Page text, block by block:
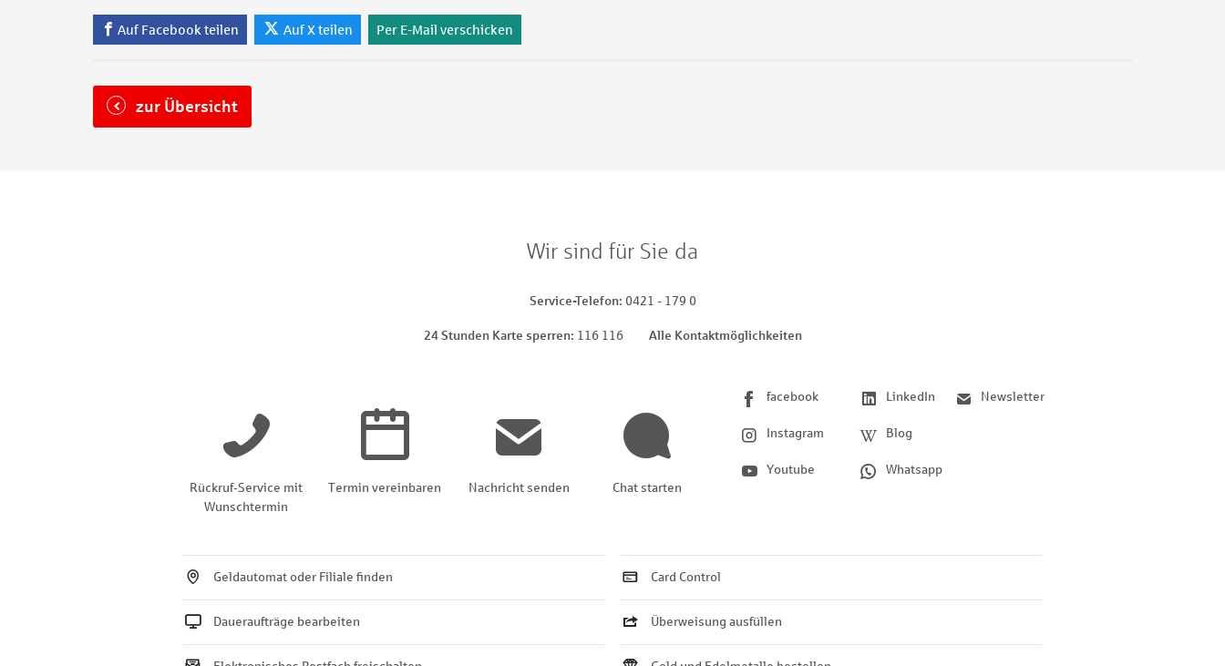
Auf Facebook teilen Auf X teilen Per E-Mail verschicken
zur Übersicht
Wir sind für Sie da
Service-Telefon 0421 - 179 0
24 Stunden Karte sperren 116 116 Alle Kontaktmöglichkeiten
Rückruf-Service mit
Wunschtermin
Termin vereinbaren Nachricht senden Chat starten
facebook
Instagram
Youtube
LinkedIn
Blog
Whatsapp
Newsletter
Geldautomat oder Filiale finden
Daueraufträge bearbeiten
Card Control
Überweisung ausfüllen